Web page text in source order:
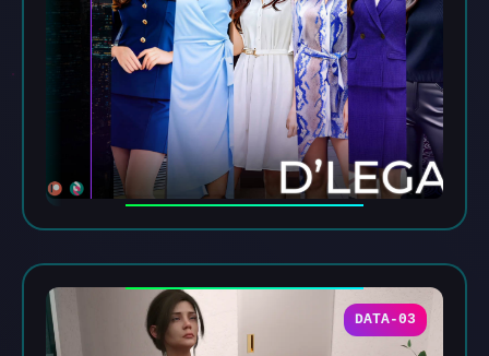
DATA-03